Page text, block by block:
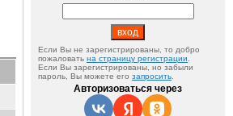
Если Вы не зарегистрированы, то добро
пожаловать на страницу регистрации
Если Вы зарегистрированы, но забыли
пароль, Вы можете его запросить
Авторизоваться через